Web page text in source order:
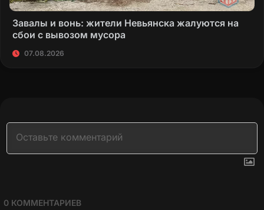
Завалы и вонь: жители Невьянска жалуются на
сбои с вывозом мусора
07.08.2026
0 КОММЕНТАРИЕВ